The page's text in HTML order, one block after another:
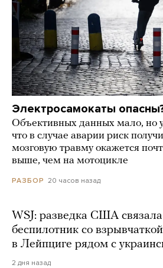
Электросамокаты
Объективных данных мало, но
что в случае аварии риск
мозговую травму окажется
выше, чем на мотоцикле
РАЗБОР 20 часов назад
WSJ: разведка США
беспилотник со
в Лейпциге рядом с
2 дня назад